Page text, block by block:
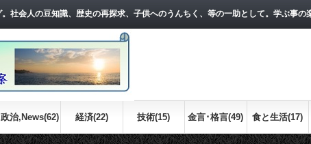
社会人の豆知識、歴史の再探求、子供へのうんちく、等の一助として。学ぶ事の
政治,News(62) 経済(22) 技術(15) 金言･格言(49) 食と生活(17)